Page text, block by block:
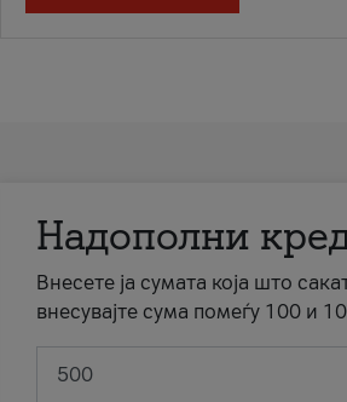
Надополни
Внесете ја сумата која што
внесувајте сума помеѓу 100 и